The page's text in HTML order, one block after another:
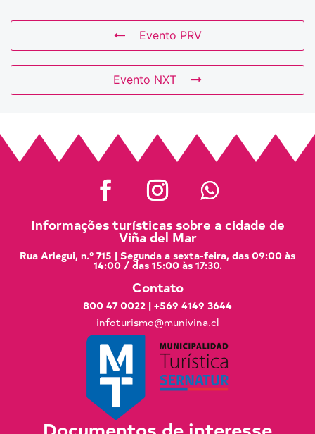
Evento PRV
Evento NXT
Informações turísticas sobre a cidade de
Viña del Mar
Rua Arlegui, n.º 715 | Segunda a sexta-feira, das 09:00 às
14:00 / das 15:00 às 17:30.
Contato
800 47 0022 | +569 4149 3644
infoturismo@munivina.cl